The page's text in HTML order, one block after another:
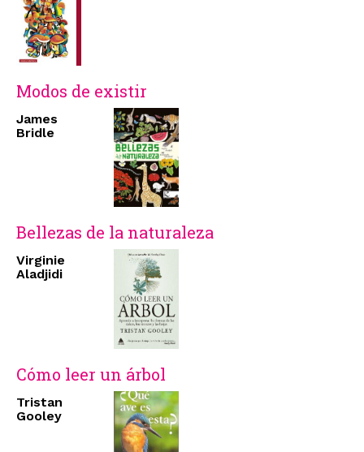
Modos de existir
James
Bridle
Bellezas de la naturaleza
Virginie
Aladjidi
Cómo leer un árbol
Tristan
Gooley